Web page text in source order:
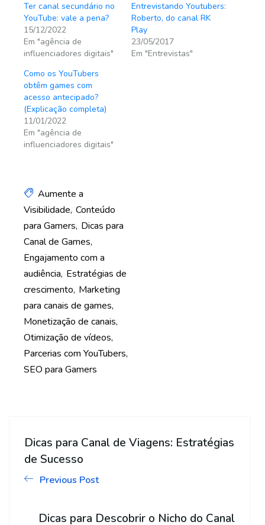
Ter canal secundário no
YouTube: vale a pena?
15/12/2022
Em "agência de
influenciadores digitais"
Entrevistando Youtubers:
Roberto, do canal RK
Play
23/05/2017
Em "Entrevistas"
Como os YouTubers
obtêm games com
acesso antecipado?
(Explicação completa)
11/01/2022
Em "agência de
influenciadores digitais"
Aumente a
Visibilidade Conteúdo
para Gamers Dicas para
Canal de Games
Engajamento com a
audiência Estratégias de
crescimento Marketing
para canais de games
Monetização de canais
Otimização de vídeos
Parcerias com YouTubers
SEO para Gamers
Dicas para Canal de Viagens: Estratégias
de Sucesso
Previous Post
Dicas para Descobrir o Nicho do Canal